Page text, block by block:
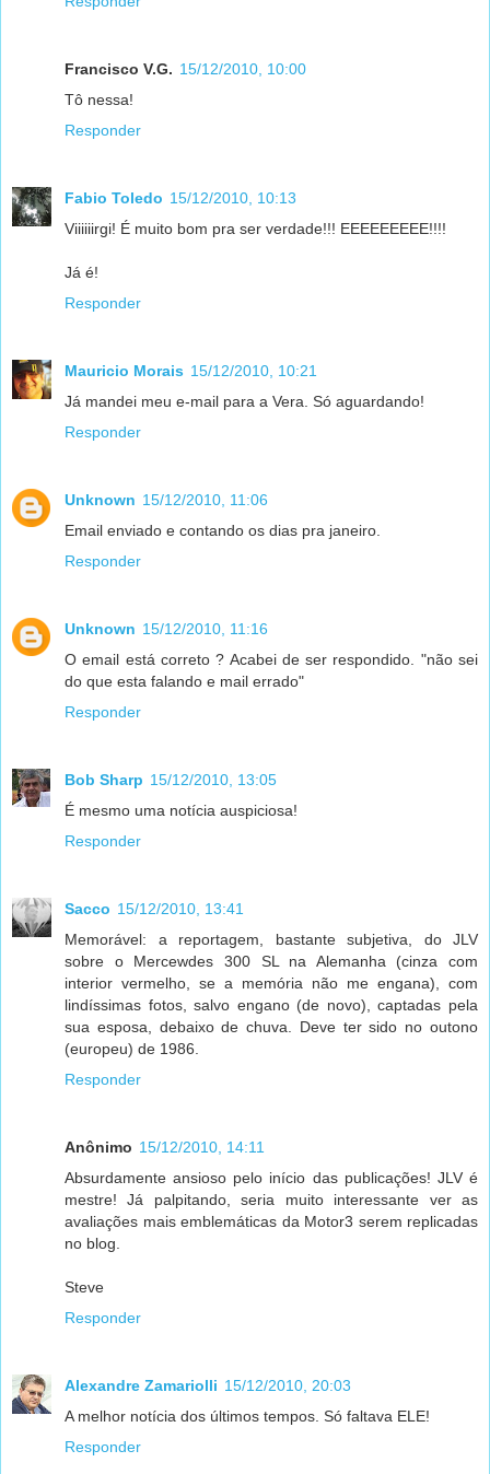
Francisco V.G. 15/12/2010, 10:00
Tô nessa!
Responder
Fabio Toledo 15/12/2010, 10:13
Viiiiiirgi! É muito bom pra ser verdade!!! EEEEEEEEE!!!!
Já é!
Responder
Mauricio Morais 15/12/2010, 10:21
Já mandei meu e-mail para a Vera. Só aguardando!
Responder
Unknown 15/12/2010, 11:06
Email enviado e contando os dias pra janeiro.
Responder
Unknown 15/12/2010, 11:16
O email está correto ? Acabei de ser respondido. "não sei
do que esta falando e mail errado"
Responder
Bob Sharp 15/12/2010, 13:05
É mesmo uma notícia auspiciosa!
Responder
Sacco 15/12/2010, 13:41
Memorável: a reportagem, bastante subjetiva, do JLV
sobre o Mercewdes 300 SL na Alemanha (cinza com
interior vermelho, se a memória não me engana), com
lindíssimas fotos, salvo engano (de novo), captadas pela
sua esposa, debaixo de chuva. Deve ter sido no outono
(europeu) de 1986.
Responder
Anônimo 15/12/2010, 14:11
Absurdamente ansioso pelo início das publicações! JLV é
mestre! Já palpitando, seria muito interessante ver as
avaliações mais emblemáticas da Motor3 serem replicadas
no blog.
Steve
Responder
Alexandre Zamariolli 15/12/2010, 20:03
A melhor notícia dos últimos tempos. Só faltava ELE!
Responder